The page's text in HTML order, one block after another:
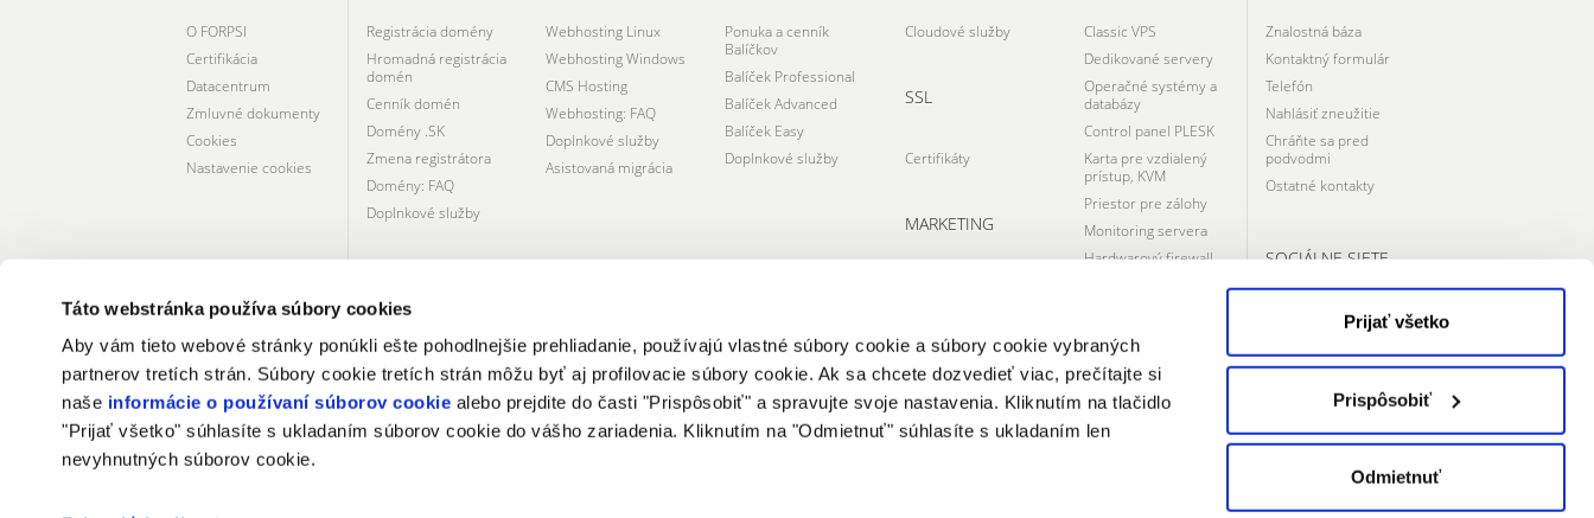
Táto webstránka používa súbory cookies
Aby vám tieto webové stránky ponúkli ešte pohodlnejšie prehliadanie, používajú vlastné súbory cookie a súbory cookie vybraných
partnerov tretích strán. Súbory cookie tretích strán môžu byť aj profilovacie súbory cookie. Ak sa chcete dozvedieť viac, prečítajte si
naše informácie o používaní súborov cookie alebo prejdite do časti "Prispôsobiť" a spravujte svoje nastavenia. Kliknutím na tlačidlo
"Prijať všetko" súhlasíte s ukladaním súborov cookie do vášho zariadenia. Kliknutím na "Odmietnuť" súhlasíte s ukladaním len
nevyhnutných súborov cookie.
Prijať všetko
Prispôsobiť
Odmietnuť
O FORPSI
Certifikácia
Datacentrum
Zmluvné dokumenty
Cookies
Nastavenie cookies
Registrácia domény
Hromadná registrácia
domén
Cenník domén
Domény .SK
Zmena registrátora
Domény: FAQ
Doplnkové služby
Webhosting Linux
Webhosting Windows
CMS Hosting
Webhosting: FAQ
Doplnkové služby
Asistovaná migrácia
Ponuka a cenník
Balíčkov
Balíček Professional
Balíček Advanced
Balíček Easy
Doplnkové služby
Cloudové služby
SSL
Certifikáty
MARKETING
Classic VPS
Dedikované servery
Operačné systémy a
databázy
Control panel PLESK
Karta pre vzdialený
prístup, KVM
Priestor pre zálohy
Monitoring servera
Hardwarový firewall
Znalostná báza
Kontaktný formulár
Telefón
Nahlásiť zneužitie
Chráňte sa pred
podvodmi
Ostatné kontakty
SOCIÁLNE SIETE
CERTIFIKÁTY A SLUŽBY